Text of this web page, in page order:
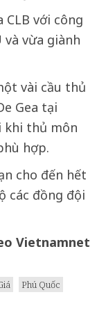
với công
và vừa giành
vài cầu thủ
Gea tại
khi thủ môn
hợp.
cho đến hết
các đồng đội
Vietnamnet
Phú Quốc